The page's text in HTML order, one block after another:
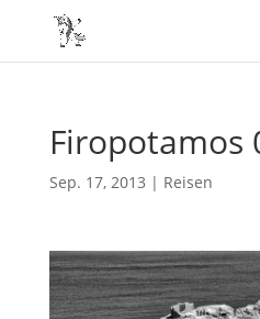
Firopotamos
Sep. 17, 2013 | Reisen